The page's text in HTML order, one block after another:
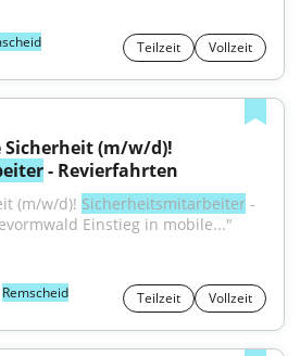
Teilzeit Vollzeit
- Revierfahrten
(m/w/d)! Sicherheitsmitarbeiter -
Einstieg in mobile..."
Remscheid Teilzeit Vollzeit